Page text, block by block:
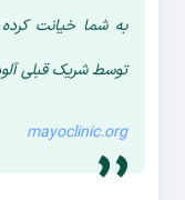
به شما خیانت
توسط شریک قبلی
mayoclinic.org